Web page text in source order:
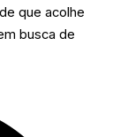
que acolhe
busca de